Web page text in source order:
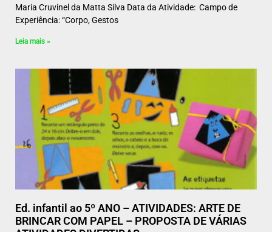
Maria Cruvinel da Matta Silva Data da Atividade: Campo de
Experiência: “Corpo, Gestos
Leia mais »
Ed. infantil ao 5º ANO – ATIVIDADES: ARTE DE
BRINCAR COM PAPEL – PROPOSTA DE VÁRIAS